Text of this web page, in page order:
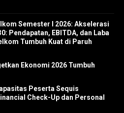
Semester I 2026: Akselerasi
Pendapatan, EBITDA, dan Laba
Tumbuh Kuat di Paruh
Ekonomi 2026 Tumbuh
Peserta Sequis
Check-Up dan Personal